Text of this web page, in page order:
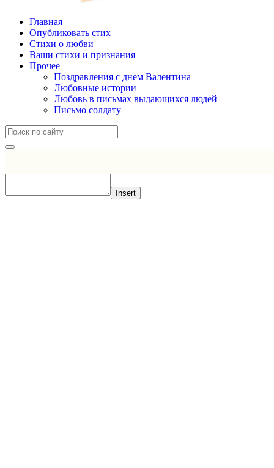
Главная
Опубликовать стих
Стихи о любви
Ваши стихи и признания
Прочее
Поздравления с днем Валентина
Любовные истории
Любовь в письмах выдающихся людей
Письмо солдату
Insert